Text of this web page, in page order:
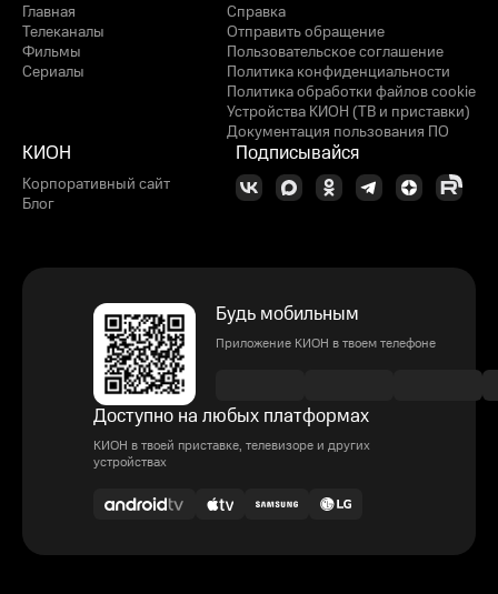
Главная
Телеканалы
Фильмы
Сериалы
Справка
Отправить обращение
Пользовательское соглашение
Политика конфиденциальности
Политика обработки файлов cookie
Устройства КИОН (ТВ и приставки)
Документация пользования ПО
КИОН
Корпоративный сайт
Блог
Подписывайся
Будь мобильным
Приложение КИОН в твоем телефоне
Доступно на любых платформах
КИОН в твоей приставке, телевизоре и других
устройствах